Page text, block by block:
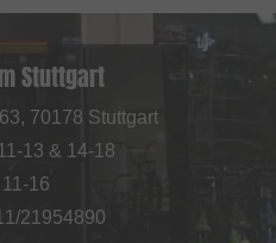
Stuttgart
70178 Stuttgart
13 & 14-18
16
21954890